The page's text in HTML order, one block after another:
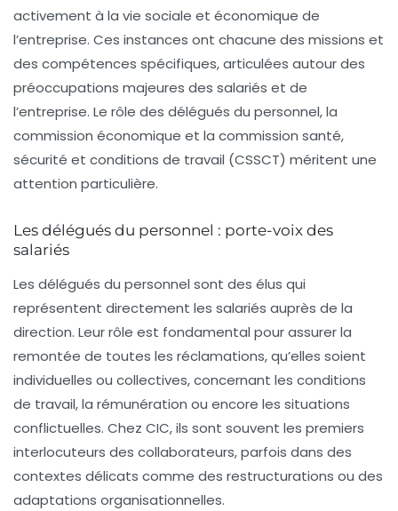
activement à la vie sociale et économique de
l’entreprise. Ces instances ont chacune des missions et
des compétences spécifiques, articulées autour des
préoccupations majeures des salariés et de
l’entreprise. Le rôle des délégués du personnel, la
commission économique et la commission santé,
sécurité et conditions de travail (CSSCT) méritent une
attention particulière.
Les délégués du personnel : porte-voix des
salariés
Les délégués du personnel sont des élus qui
représentent directement les salariés auprès de la
direction. Leur rôle est fondamental pour assurer la
remontée de toutes les réclamations, qu’elles soient
individuelles ou collectives, concernant les conditions
de travail, la rémunération ou encore les situations
conflictuelles. Chez CIC, ils sont souvent les premiers
interlocuteurs des collaborateurs, parfois dans des
contextes délicats comme des restructurations ou des
adaptations organisationnelles.